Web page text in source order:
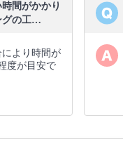
間がかかり
グの工…
より時間が
度が目安で